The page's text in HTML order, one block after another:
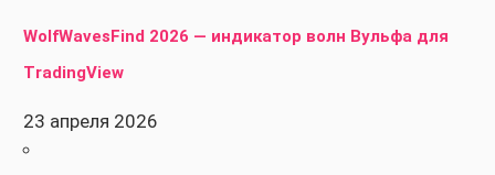
WolfWavesFind 2026 — индикатор волн Вульфа для
TradingView
23 апреля 2026